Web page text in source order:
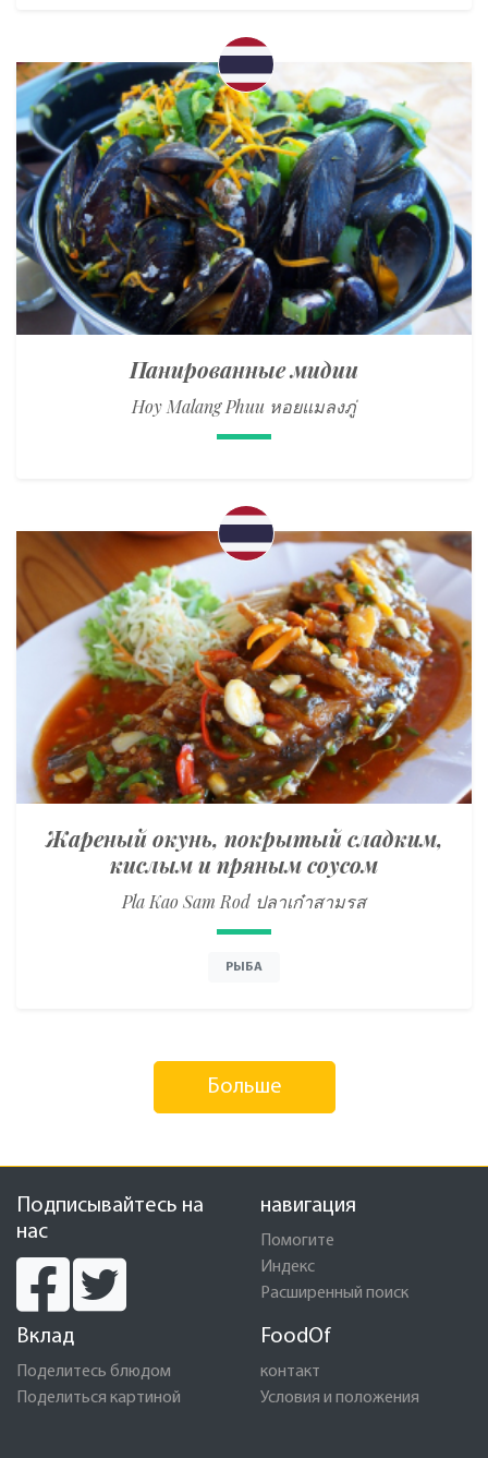
Панированные мидии
Hoy Malang Phuu หอยแมลงภู่
Жареный окунь, покрытый сладким,
кислым и пряным соусом
Pla Kao Sam Rod ปลาเก๋าสามรส
РЫБА
Больше
Подписывайтесь на
нас
навигация
Помогите
Индекс
Расширенный поиск
Вклад
Поделитесь блюдом
Поделиться картиной
FoodOf
контакт
Условия и положения